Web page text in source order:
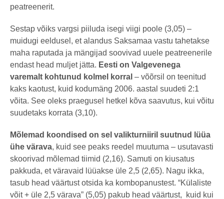
peatreenerit.
Sestap võiks vargsi piiluda isegi viigi poole (3,05) –
muidugi eeldusel, et alandus Saksamaa vastu tahetakse
maha raputada ja mängijad soovivad uuele peatreenerile
endast head muljet jätta. Eesti on Valgevenega
varemalt kohtunud kolmel korral – võõrsil on teenitud
kaks kaotust, kuid kodumäng 2006. aastal suudeti 2:1
võita. See oleks praegusel hetkel kõva saavutus, kui võitu
suudetaks korrata (3,10).
Mõlemad koondised on sel valikturniiril suutnud lüüa
ühe värava, kuid see peaks reedel muutuma – usutavasti
skoorivad mõlemad tiimid (2,16). Samuti on kiusatus
pakkuda, et väravaid lüüakse üle 2,5 (2,65). Nagu ikka,
tasub head väärtust otsida ka kombopanustest. “Külaliste
võit + üle 2,5 värava” (5,05) pakub head väärtust, kuid kui